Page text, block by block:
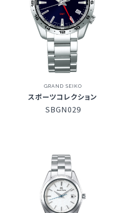
GRAND SEIKO
スポーツコレクション
SBGN029